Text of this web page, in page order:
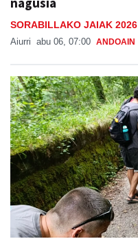
SORABILLAKO JAIAK 2026
Aiurri abu 06, 07:00 ANDOAIN